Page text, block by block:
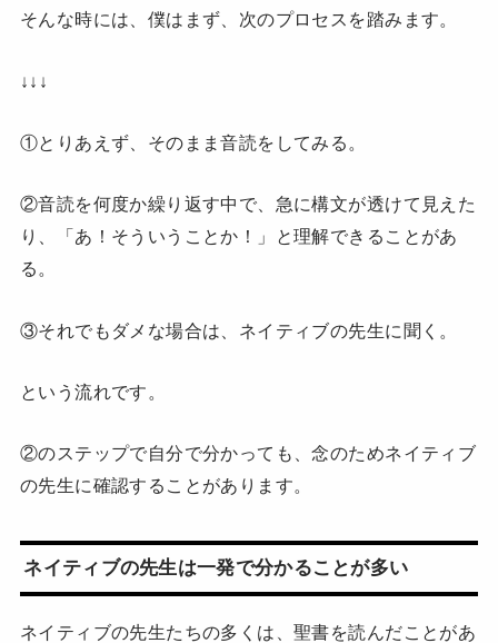
そんな時には、僕はまず、次のプロセスを踏みます。
↓↓↓
①とりあえず、そのまま音読をしてみる。
②音読を何度か繰り返す中で、急に構文が透けて見えた
り、「あ！そういうことか！」と理解できることがあ
る。
③それでもダメな場合は、ネイティブの先生に聞く。
という流れです。
②のステップで自分で分かっても、念のためネイティブ
の先生に確認することがあります。
ネイティブの先生は一発で分かることが多い
ネイティブの先生たちの多くは、聖書を読んだことがあ